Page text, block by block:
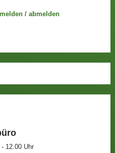
/ abmelden
12.00 Uhr